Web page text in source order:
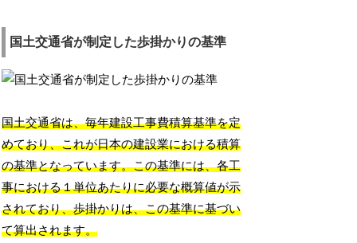
国土交通省が制定した歩掛かりの基準
国土交通省は、毎年建設工事費積算基準を定
めており、これが日本の建設業における積算
の基準となっています。この基準には、各工
事における１単位あたりに必要な概算値が示
されており、歩掛かりは、この基準に基づい
て算出されます。